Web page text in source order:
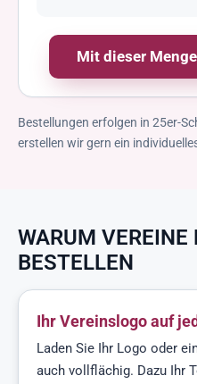
Mit dieser
Bestellungen erfolgen in 25er-
erstellen wir gern ein
WARUM VEREINE
BESTELLEN
Ihr Vereinslogo auf
Laden Sie Ihr Logo oder
auch vollflächig. Dazu Ihr